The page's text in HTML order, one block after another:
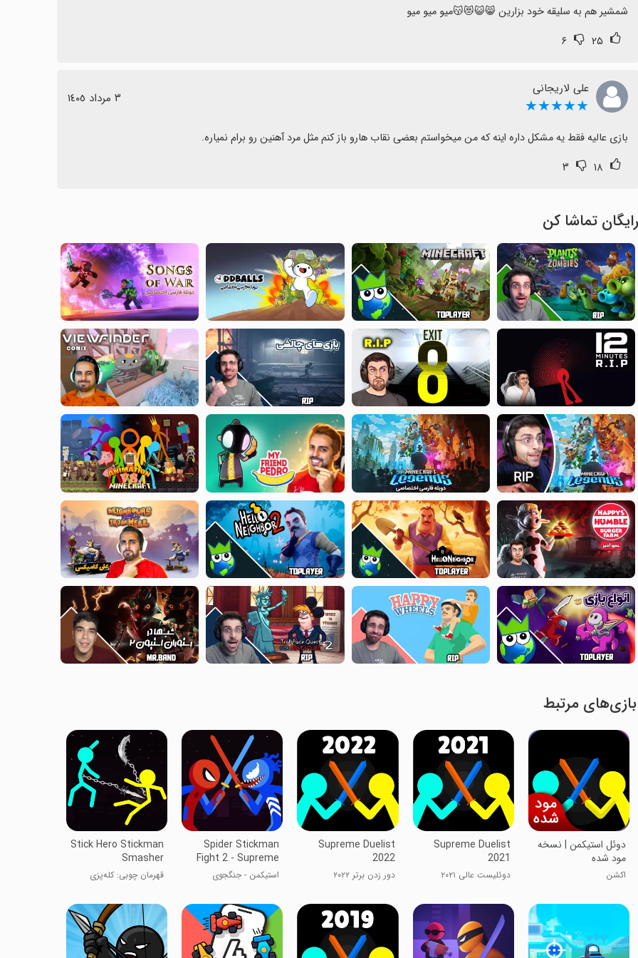
شمشیر هم به سلیقه خود بزارین 😸😺😻😽میو میو میو
۲۵ ۶
علی لاریجانی
★★★★★ ٣ مرداد ١٤٠٥
بازی عالیه فقط یه مشکل داره اینه که من میخواستم بعضی نقاب هارو باز کنم مثل مرد آهنین رو برام نمیاره.
۱۸ ۳
رایگان تماشا کن
بازی‌های مرتبط
دوئل استیکمن | نسخه
مود شده
اکشن
Supreme Duelist
2021
دوئلیست عالی ۲۰۲۱
Supreme Duelist
2022
دور زدن برتر ۲۰۲۲
Spider Stickman
Fight 2 - Supreme
Stickman Warrior
استیکمن - جنگجوی
Stick Hero Stickman
Smasher
قهرمان چوبی: کله‌پزی